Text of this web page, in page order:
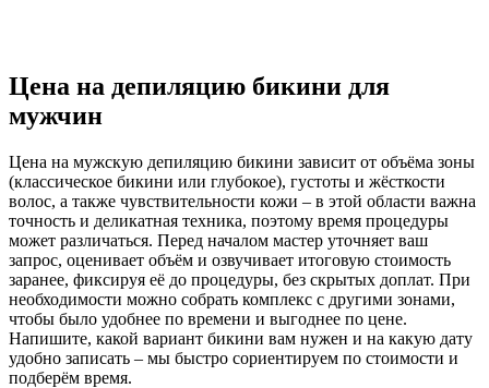
Цена на депиляцию бикини для
мужчин
Цена на мужскую депиляцию бикини зависит от объёма зоны
(классическое бикини или глубокое), густоты и жёсткости
волос, а также чувствительности кожи – в этой области важна
точность и деликатная техника, поэтому время процедуры
может различаться. Перед началом мастер уточняет ваш
запрос, оценивает объём и озвучивает итоговую стоимость
заранее, фиксируя её до процедуры, без скрытых доплат. При
необходимости можно собрать комплекс с другими зонами,
чтобы было удобнее по времени и выгоднее по цене.
Напишите, какой вариант бикини вам нужен и на какую дату
удобно записать – мы быстро сориентируем по стоимости и
подберём время.